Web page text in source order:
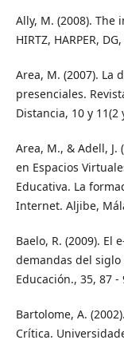
Ally, M. (2008). The
HIRTZ, HARPER,
Area, M. (2007). La
presenciales.
Distancia, 10 y 11(2
Area, M., & Adell,
en Espacios
Educativa. La
Internet. Aljibe,
Baelo, R. (2009). El
demandas del siglo
Educación., 35, 87 -
Bartolome, A.
Crítica.